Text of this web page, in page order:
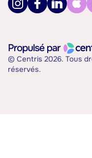
© Centris 2026. Tous
réservés.